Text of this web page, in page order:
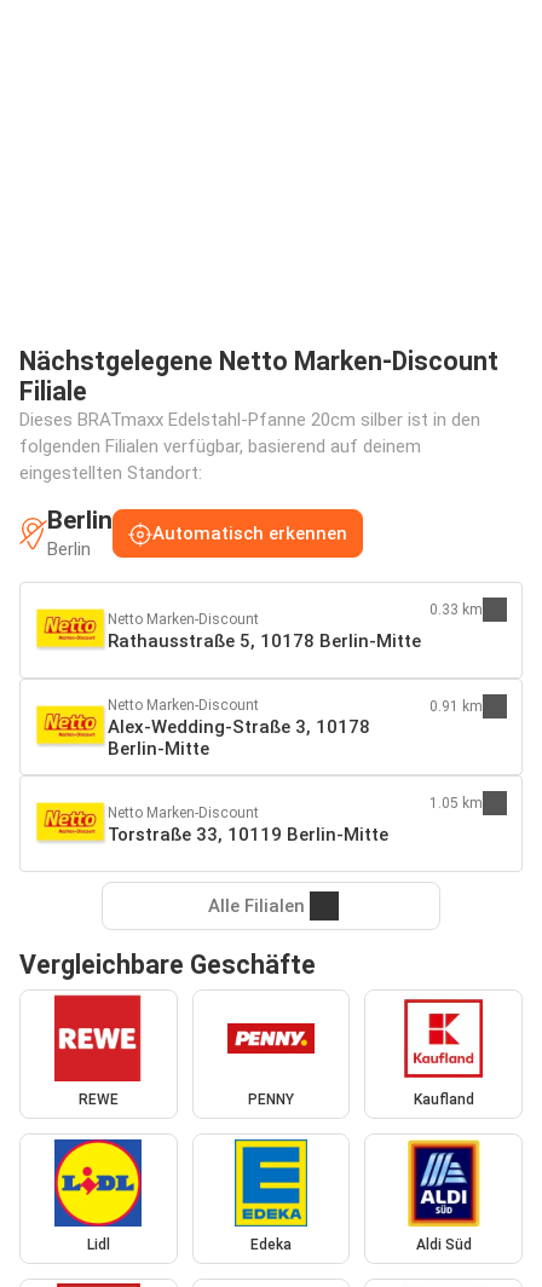
Nächstgelegene Netto Marken-Discount
Filiale
Dieses BRATmaxx Edelstahl-Pfanne 20cm silber ist in den
folgenden Filialen verfügbar, basierend auf deinem
eingestellten Standort:
Berlin
Berlin
Automatisch erkennen
Netto Marken-Discount
Rathausstraße 5, 10178 Berlin-Mitte
0.33 km
Netto Marken-Discount
Alex-Wedding-Straße 3, 10178
Berlin-Mitte
0.91 km
Netto Marken-Discount
Torstraße 33, 10119 Berlin-Mitte
1.05 km
Alle Filialen
Vergleichbare Geschäfte
REWE PENNY Kaufland
Lidl Edeka Aldi Süd